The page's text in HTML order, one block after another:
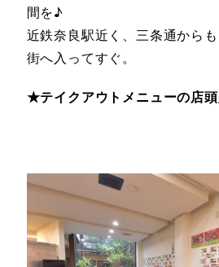
間を♪
近鉄奈良駅近く、三条通から
街へ入ってすぐ。
★テイクアウトメニューの店